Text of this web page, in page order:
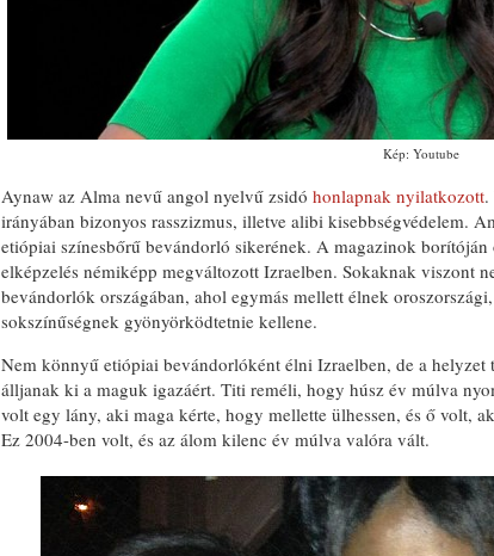
Kép: Youtube
Aynaw az Alma nevű angol nyelvű zsidó honlapnak nyilatkozott.
irányában bizonyos rasszizmus, illetve alibi kisebbségvédelem.
etiópiai színesbőrű bevándorló sikerének. A magazinok
elképzelés némiképp megváltozott Izraelben. Sokaknak viszont
bevándorlók országában, ahol egymás mellett élnek
sokszínűségnek gyönyörködtetnie kellene.
Nem könnyű etiópiai bevándorlóként élni Izraelben, de a
álljanak ki a maguk igazáért. Titi reméli, hogy húsz év múlva
volt egy lány, aki maga kérte, hogy mellette ülhessen, és ő volt,
Ez 2004-ben volt, és az álom kilenc év múlva valóra vált.